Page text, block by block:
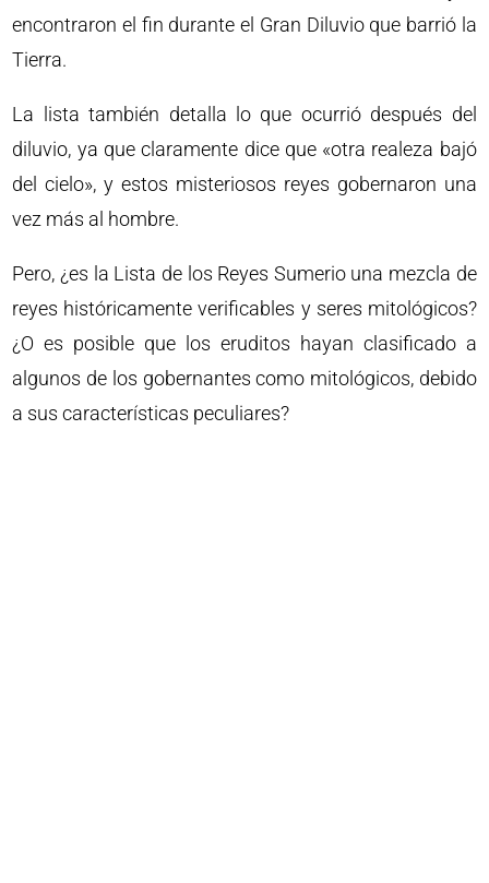
encontraron el fin durante el Gran Diluvio que barrió la
Tierra.
La lista también detalla lo que ocurrió después del
diluvio, ya que claramente dice que «otra realeza bajó
del cielo», y estos misteriosos reyes gobernaron una
vez más al hombre.
Pero, ¿es la Lista de los Reyes Sumerio una mezcla de
reyes históricamente verificables y seres mitológicos?
¿O es posible que los eruditos hayan clasificado a
algunos de los gobernantes como mitológicos, debido
a sus características peculiares?